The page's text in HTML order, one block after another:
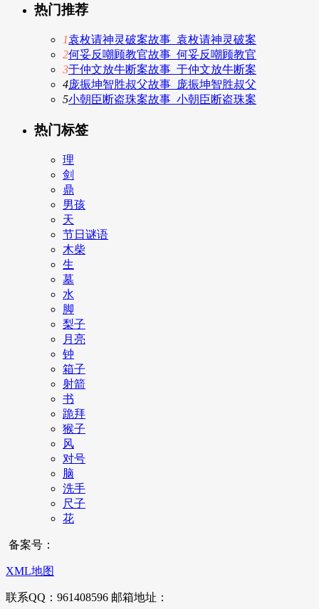
热门推荐
1袁枚请神灵破案故事_袁枚请神灵破案
2何妥反嘲顾教官故事_何妥反嘲顾教官
3于仲文放牛断案故事_于仲文放牛断案
4庞振坤智胜叔父故事_庞振坤智胜叔父
5小朝臣断盗珠案故事_小朝臣断盗珠案
热门标签
理
剑
鼎
男孩
天
节日谜语
木柴
生
墓
水
脚
梨子
月亮
钟
箱子
射箭
书
跪拜
猴子
风
对号
脑
洗手
尺子
花
备案号：
XML地图
联系QQ：961408596 邮箱地址：